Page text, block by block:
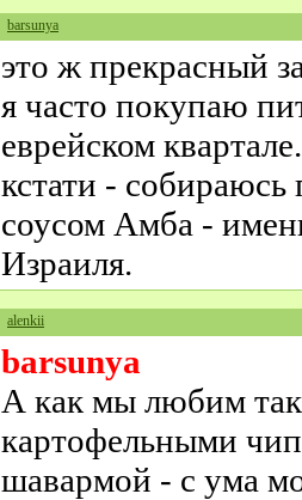
barsunya
это ж прекрасный
я часто покупаю
еврейском квартале.
кстати - собираюсь
соусом Амба -
Израиля.
alenkii
barsunya
А как мы любим
картофельными
шавармой - с ума